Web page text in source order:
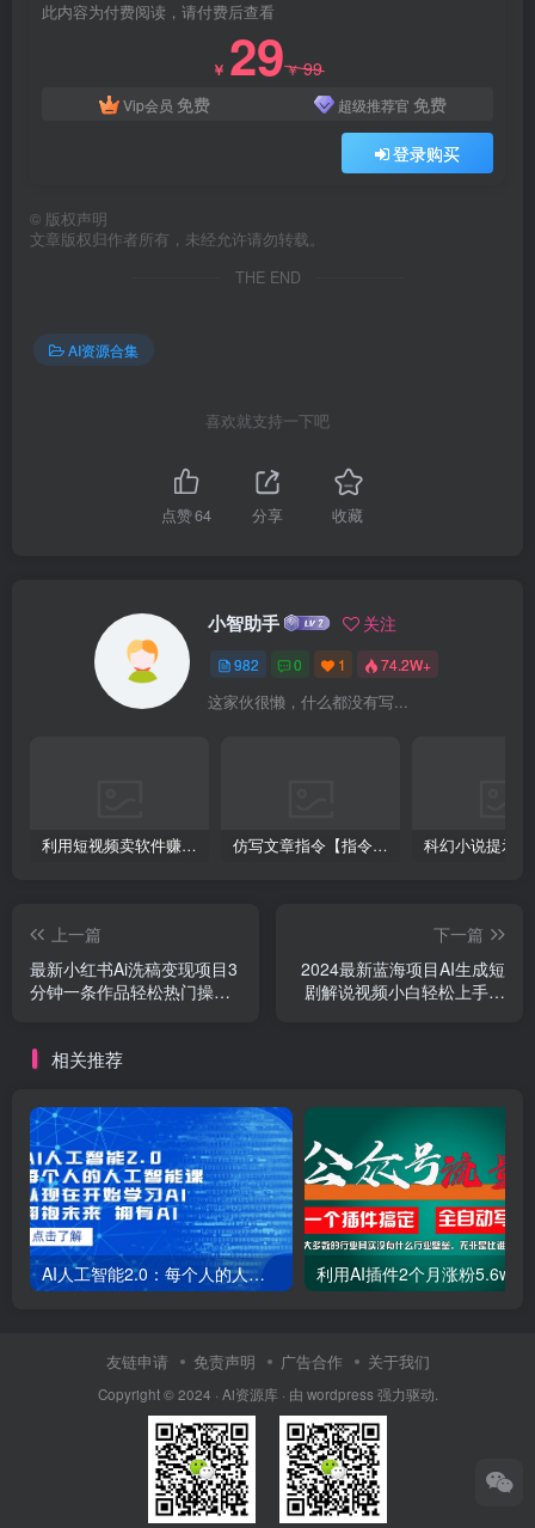
此内容为付费阅读，请付费后查看
￥ 29￥99
Vip会员 免费 超级推荐官 免费
登录购买
© 版权声明
文章版权归作者所有，未经允许请勿转载。
THE END
AI资源合集
喜欢就支持一下吧
点赞64 分享 收藏
小智助手 关注
982 0 1 74.2W+
这家伙很懒，什么都没有写...
利用短视频卖软件赚钱，新手小白轻松月入10000+！ 仿写文章指令【指令+教程】
上一篇
最新小红书Ai洗稿变现项目3
分钟一条作品轻松热门操作
下一篇
2024最新蓝海项目AI生成短
剧解说视频小白轻松上手日
相关推荐
AI人工智能2.0：每个人的人工智能课：从现在开始学习AI（38节课）
友链申请 免责声明 广告合作 关于我们
Copyright © 2024 · Ai资源库 · 由 wordpress 强力驱动.